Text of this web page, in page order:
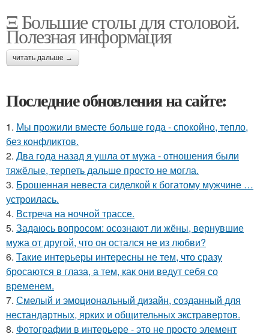
Ξ Большие столы для столовой.
Полезная информация
читать дальше →
Последние обновления на сайте:
1. Мы прожили вместе больше года - спокойно, тепло,
без конфликтов.
2. Два года назад я ушла от мужа - отношения были
тяжёлые, терпеть дальше просто не могла.
3. Брошенная невеста сиделкой к богатому мужчине …
устроилась.
4. Встреча на ночной трассе.
5. Задаюсь вопросом: осознают ли жёны, вернувшие
мужа от другой, что он остался не из любви?
6. Такие интерьеры интересны не тем, что сразу
бросаются в глаза, а тем, как они ведут себя со
временем.
7. Смелый и эмоциональный дизайн, созданный для
нестандартных, ярких и общительных экстравертов.
8. Фотографии в интерьере - это не просто элемент